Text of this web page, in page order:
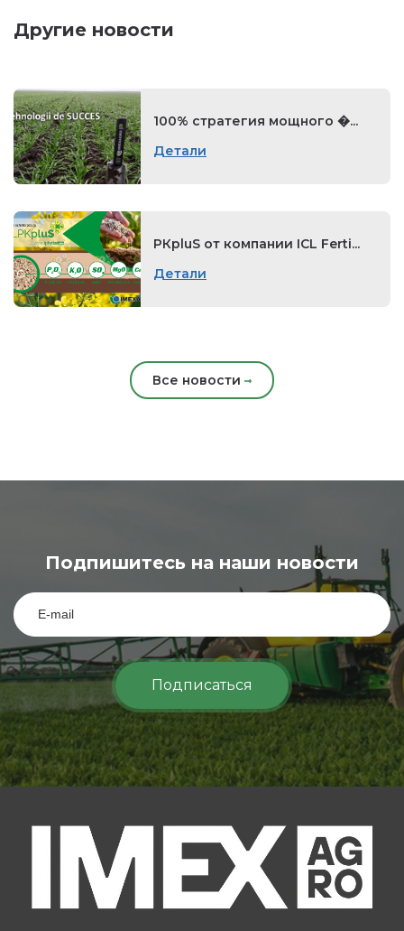
Другие новости
100% стратегия мощного �...
Детали
РКpluS от компании ICL Ferti...
Детали
Все новости
Подпишитесь на наши новости
Подписаться